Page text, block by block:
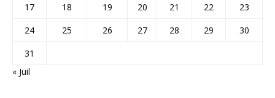
17
18 19 20 21 22
23
24
25 26 27 28 29
30
31
« Juil